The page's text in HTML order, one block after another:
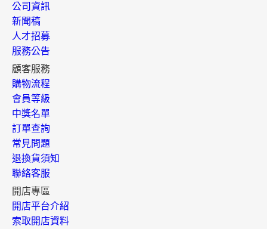
公司資訊
新聞稿
人才招募
服務公告
顧客服務
購物流程
會員等級
中獎名單
訂單查詢
常見問題
退換貨須知
聯絡客服
開店專區
開店平台介紹
索取開店資料